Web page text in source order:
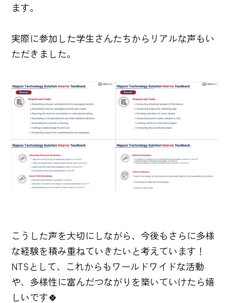
ます。
実際に参加した学生さんたちからリアルな声もい
ただきました。
こうした声を大切にしながら、今後もさらに多様
な経験を積み重ねていきたいと考えています！
NTSとして、これからもワールドワイドな活動
や、多様性に富んだつながりを築いていけたら嬉
しいです🍀